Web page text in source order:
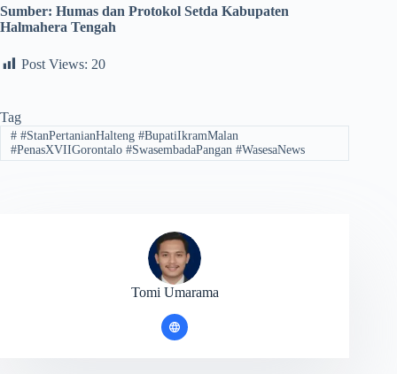
Sumber: Humas dan Protokol Setda Kabupaten
Halmahera Tengah
Post Views: 20
Tag
##StanPertanianHalteng #BupatiIkramMalan
#PenasXVIIGorontalo #SwasembadaPangan #WasesaNews
Tomi Umarama